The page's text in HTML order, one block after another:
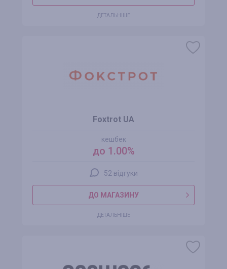
ДЕТАЛЬНІШЕ
Foxtrot UA
кешбек
до 1.00%
52 відгуки
ДО МАГАЗИНУ
ДЕТАЛЬНІШЕ